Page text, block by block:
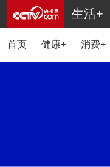
生活+
首页 健康+ 消费+